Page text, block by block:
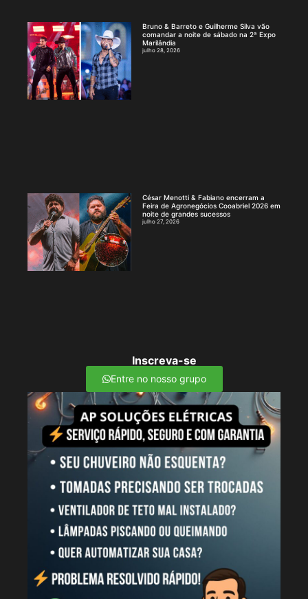
Bruno & Barreto e Guilherme Silva vão
comandar a noite de sábado na 2ª Expo
Marilândia
julho 28, 2026
César Menotti & Fabiano encerram a
Feira de Agronegócios Cooabriel 2026 em
noite de grandes sucessos
julho 27, 2026
Inscreva-se
Entre no nosso grupo